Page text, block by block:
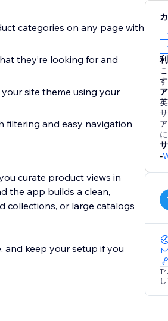
categories on any page with
they’re looking for and
site theme using your
filtering and easy navigation
curate product views in
the app builds a clean,
collections, or large catalogs
and keep your setup if you
す
-